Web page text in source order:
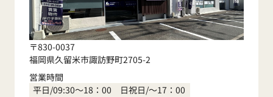
〒830-0037
福岡県久留米市諏訪野町2705-2
営業時間
平日/09:30～18：00 日祝日/～17：00